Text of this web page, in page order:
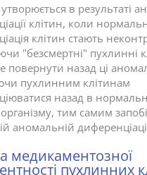
в результаті
клітин, коли
клітин стають
"безсмертні" пухлинні
повернути назад ці
пухлинним клітинам
назад в
тим самим
аномальній
медикаментозної
пухлинних